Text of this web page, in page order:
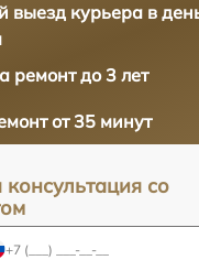
выезд курьера в
ремонт до 3 лет
от 35 минут
со